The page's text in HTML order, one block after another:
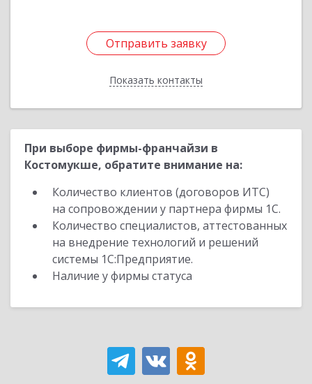
Отправить заявку
Показать контакты
Отправить заявку
Назад
При выборе фирмы-франчайзи в
Костомукше, обратите внимание на:
Количество клиентов (договоров ИТС)
на сопровождении у партнера фирмы 1С.
Количество специалистов, аттестованных
на внедрение технологий и решений
системы 1С:Предприятие.
Наличие у фирмы статуса